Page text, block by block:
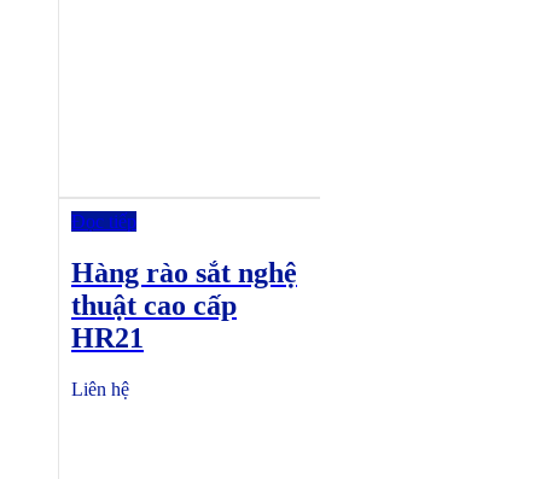
Đọc tiếp
Hàng rào sắt nghệ
thuật cao cấp
HR21
Liên hệ